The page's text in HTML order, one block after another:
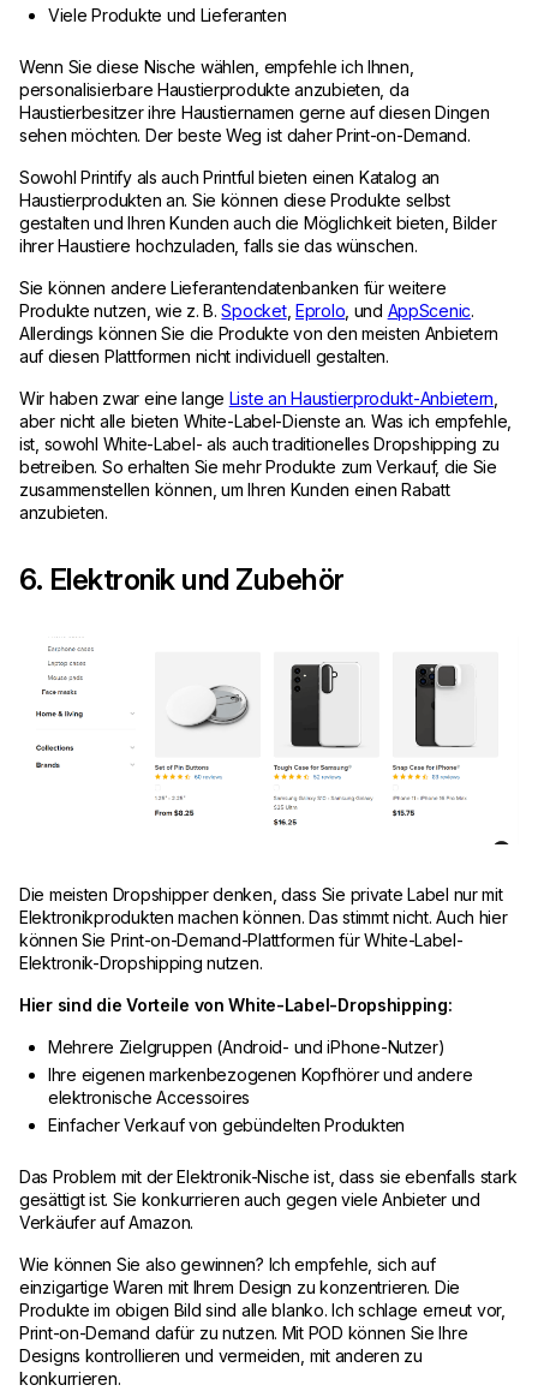
Viele Produkte und Lieferanten
Wenn Sie diese Nische wählen, empfehle ich Ihnen,
personalisierbare Haustierprodukte anzubieten, da
Haustierbesitzer ihre Haustiernamen gerne auf diesen Dingen
sehen möchten. Der beste Weg ist daher Print-on-Demand.
Sowohl Printify als auch Printful bieten einen Katalog an
Haustierprodukten an. Sie können diese Produkte selbst
gestalten und Ihren Kunden auch die Möglichkeit bieten, Bilder
ihrer Haustiere hochzuladen, falls sie das wünschen.
Sie können andere Lieferantendatenbanken für weitere
Produkte nutzen, wie z. B.Spocket, Eprolo , und AppScenic.
Allerdings können Sie die Produkte von den meisten Anbietern
auf diesen Plattformen nicht individuell gestalten.
Wir haben zwar eine lange Liste an Haustierprodukt-Anbietern
aber nicht alle bieten White-Label-Dienste an. Was ich empfehle,
ist, sowohl White-Label- als auch traditionelles Dropshipping zu
betreiben. So erhalten Sie mehr Produkte zum Verkauf, die Sie
zusammenstellen können, um Ihren Kunden einen Rabatt
anzubieten.
6. Elektronik und Zubehör
Die meisten Dropshipper denken, dass Sie private Label nur mit
Elektronikprodukten machen können. Das stimmt nicht. Auch hier
können Sie Print-on-Demand-Plattformen für White-Label-
Elektronik-Dropshipping nutzen.
Hier sind die Vorteile von White-Label-Dropshipping:
Mehrere Zielgruppen (Android- und iPhone-Nutzer)
Ihre eigenen markenbezogenen Kopfhörer und andere
elektronische Accessoires
Einfacher Verkauf von gebündelten Produkten
Das Problem mit der Elektronik-Nische ist, dass sie ebenfalls stark
gesättigt ist. Sie konkurrieren auch gegen viele Anbieter und
Verkäufer auf Amazon.
Wie können Sie also gewinnen? Ich empfehle, sich auf
einzigartige Waren mit Ihrem Design zu konzentrieren. Die
Produkte im obigen Bild sind alle blanko. Ich schlage erneut vor,
Print-on-Demand dafür zu nutzen. Mit POD können Sie Ihre
Designs kontrollieren und vermeiden, mit anderen zu
konkurrieren.